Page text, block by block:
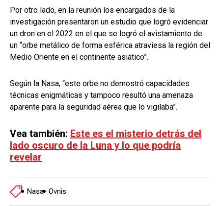
Por otro lado, en la reunión los encargados de la
investigación presentaron un estudio que logró evidenciar
un dron en el 2022 en el que se logró el avistamiento de
un “orbe metálico de forma esférica atraviesa la región del
Medio Oriente en el continente asiático”.
Según la Nasa, “este orbe no demostró capacidades
técnicas enigmáticas y tampoco resultó una amenaza
aparente para la seguridad aérea que lo vigilaba”.
Vea también: Este es el misterio detrás del
lado oscuro de la Luna y lo que podría
revelar
Nasa Ovnis